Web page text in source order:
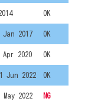
OK
Jan 2017 OK
Apr 2020 OK
Jun 2022 OK
2022 NG